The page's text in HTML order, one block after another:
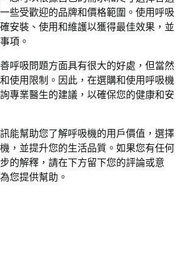
些受歡迎的品牌和價格範圍。使用呼吸
安裝、使用和維護以獲得最佳效果，並
項。
呼吸問題方面具有很大的好處，但當然
使用限制。因此，在選購和使用呼吸機
專業醫生的建議，以確保您的健康和安
能幫助您了解呼吸機的用戶價值，選擇
，並提升您的生活品質。如果您有任何
的解釋，請在下方留下您的評論或意
您提供幫助。